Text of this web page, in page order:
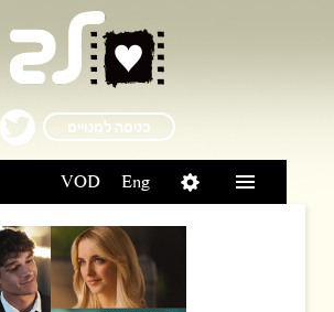
כניסה למנויים
Eng
VOD